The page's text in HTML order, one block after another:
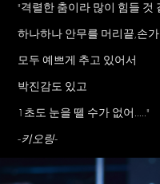
"격렬한 춤이라 많이 힘들 것
하나하나 안무를 머리끝,손
모두 예쁘게 추고 있어서
박진감도 있고
1초도 눈을 뗄 수가 없어....."
-키오링-